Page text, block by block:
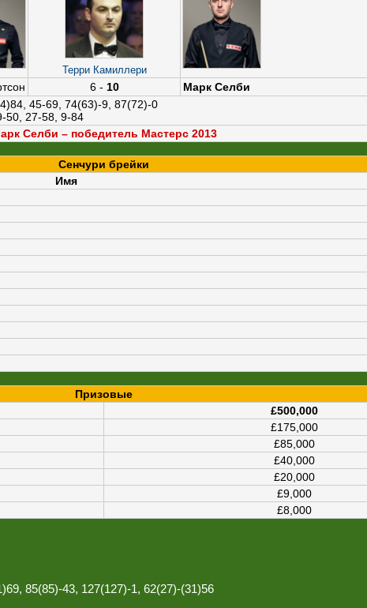
Терри Камиллери
6 - 10
Марк Селби
45-69, 74(63)-9, 87(72)-0
50, 27-58, 9-84
Селби – победитель Мастерс 2013
Сенчури брейки
Имя
Призовые
£500,000
£175,000
£85,000
£40,000
£20,000
£9,000
£8,000
85(85)-43, 127(127)-1, 62(27)-(31)56